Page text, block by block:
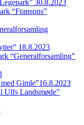
30.8.2023
“Fransons”
18.8.2023
“Generalforsamling”
Gimle”16.8.2023
Ulfs Landsmøde”